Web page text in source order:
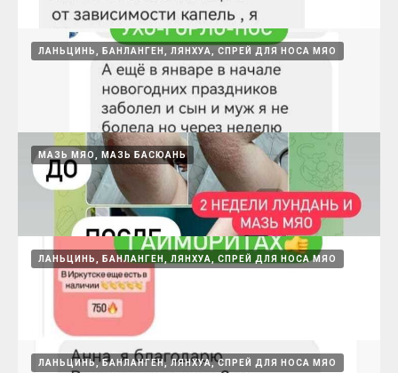
15.08.2024
спрей МЯО и насморк
Спрей МЯО
15.08.2024
ЛАНЬЦИНЬ, БАНЛАНГЕН, ЛЯНХУА, СПРЕЙ ДЛЯ НОСА МЯО
Ланьцинь - 3 дня и огурец
15.08.2024
МАЗЬ МЯО, МАЗЬ БАСЮАНЬ
ЛАНЬЦИНЬ, БАНЛАНГЕН, ЛЯНХУА, СПРЕЙ ДЛЯ НОСА МЯО
ЛАНЬЦИНЬ, БАНЛАНГЕН, ЛЯНХУА, СПРЕЙ ДЛЯ НОСА МЯО